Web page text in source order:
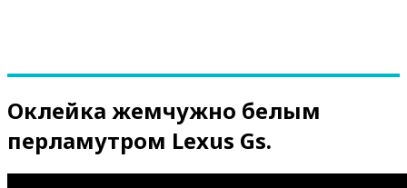
Оклейка жемчужно белым
перламутром Lexus Gs.